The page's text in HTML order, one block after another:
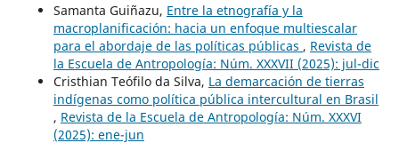
Samanta Guiñazu, Entre la etnografía y la
macroplanificación: hacia un enfoque multiescalar
para el abordaje de las políticas públicas , Revista de
la Escuela de Antropología: Núm. XXXVII (2025): jul-dic
Cristhian Teófilo da Silva, La demarcación de tierras
indígenas como política pública intercultural en Brasil
, Revista de la Escuela de Antropología: Núm. XXXVI
(2025): ene-jun